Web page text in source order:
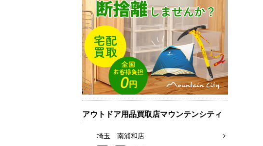
アウトドア用品買取店マウンテンシティ
埼玉 南浦和店